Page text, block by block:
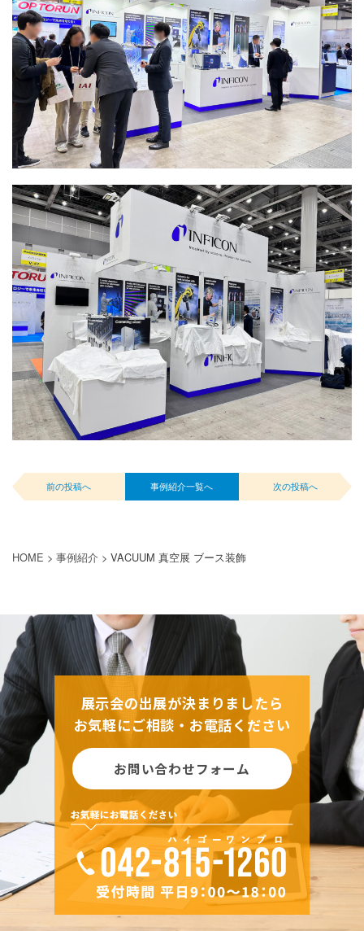
前の投稿へ 事例紹介一覧へ 次の投稿へ
HOME > 事例紹介 > VACUUM 真空展 ブース装飾
展示会の出展が決まりましたら
お気軽にご相談・お電話ください
お問い合わせフォーム